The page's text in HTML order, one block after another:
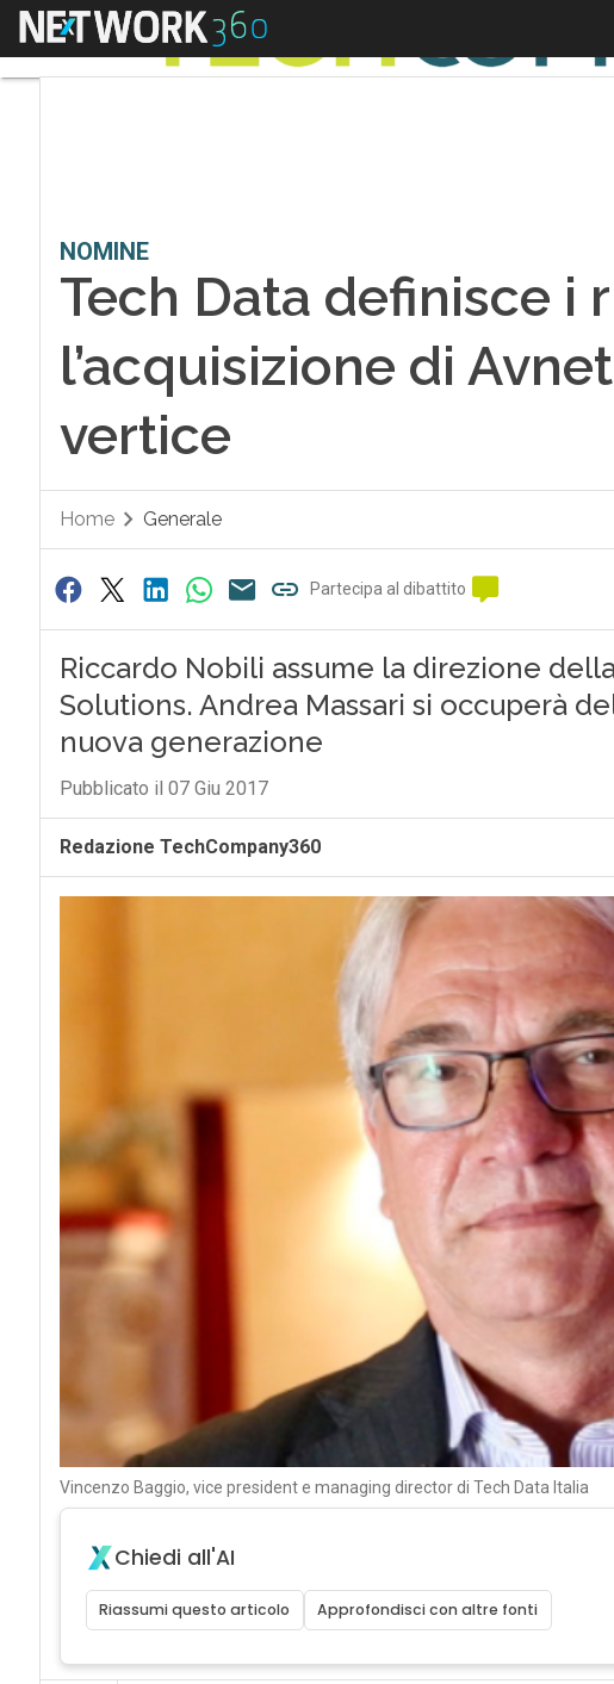
Menu
NOMINE
Tech Data definisce i
l’acquisizione di
vertice
Home Generale
Partecipa al dibattito
Riccardo Nobili assume la direzione
Solutions. Andrea Massari si occuperà
nuova generazione
Pubblicato il 07 Giu 2017
Redazione TechCompany360
Vincenzo Baggio, vice president e managing director di Tech Data Italia
Chiedi all'AI
Riassumi questo articolo Approfondisci con altre fonti